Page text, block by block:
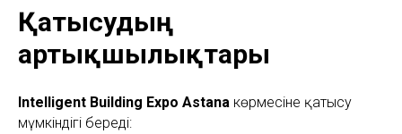
Қатысудың
артықшылықтары
Intelligent Building Expo Astana көрмесіне қатысу
мүмкіндігі береді: